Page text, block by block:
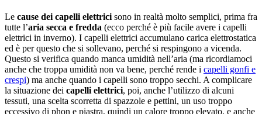
Le cause dei capelli elettrici sono in realtà molto semplici, prima fra
tutte l’aria secca e fredda (ecco perché è più facile avere i capelli
elettrici in inverno). I capelli elettrici accumulano carica elettrostatica
ed è per questo che si sollevano, perché si respingono a vicenda.
Questo si verifica quando manca umidità nell’aria (ma ricordiamoci
anche che troppa umidità non va bene, perché rende i capelli gonfi e
crespi) ma anche quando i capelli sono troppo secchi. A complicare
la situazione dei capelli elettrici, poi, anche l’utilizzo di alcuni
tessuti, una scelta scorretta di spazzole e pettini, un uso troppo
eccessivo di phon e piastra, quindi un calore troppo elevato, e anche